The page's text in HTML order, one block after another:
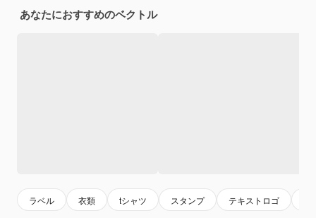
あなたにおすすめのベクトル
ラベル 衣類 tシャツ スタンプ テキストロゴ